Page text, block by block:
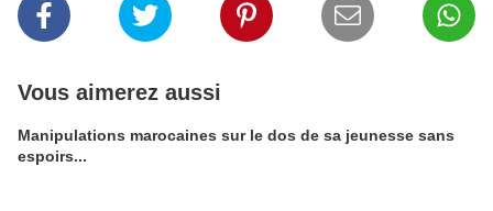
Vous aimerez aussi
Manipulations marocaines sur le dos de sa jeunesse sans
espoirs...